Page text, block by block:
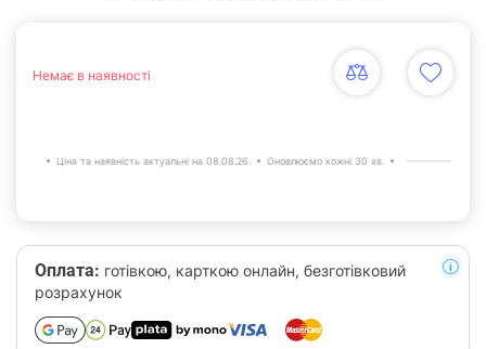
Немає в наявності
Ціна та наявність актуальні на 08.08.26. Оновлюємо кожні 30 хв.
Оплата: готівкою, карткою онлайн, безготівковий
розрахунок